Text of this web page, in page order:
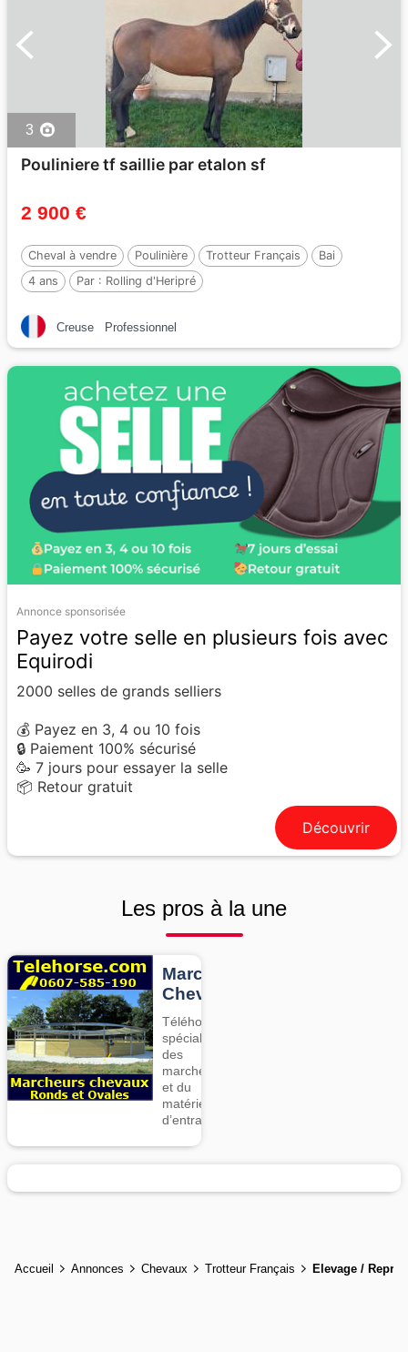
3
Pouliniere tf saillie par etalon sf
2 900 €
Cheval à vendre Poulinière Trotteur Français
Bai
4 ans
Par : Rolling d'Heripré
Creuse Professionnel
Annonce sponsorisée
Payez votre selle en plusieurs fois avec
Equirodi
2000 selles de grands selliers
💰 Payez en 3, 4 ou 10 fois
🔒 Paiement 100% sécurisé
🥳 7 jours pour essayer la selle
📦 Retour gratuit
Découvrir
Les pros à la une
Marcheurs
Chevaux
Téléhorse,
spécialiste
des
marcheurs
et du
matériel
d’entrainement
Accueil Annonces Chevaux Trotteur Français Elevage /